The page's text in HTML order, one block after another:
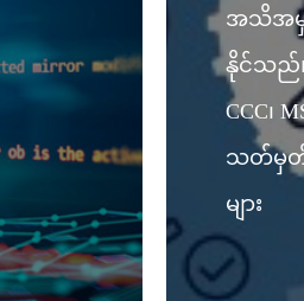
အသိအမှ
နိုင်သည်
CCC၊
သတ်မှတ်
များ